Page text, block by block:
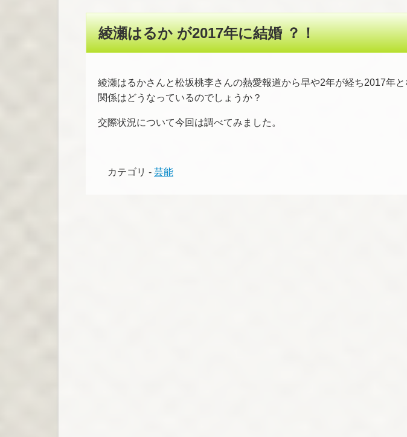
綾瀬はるか が2017年に結婚 ？！
綾瀬はるかさんと松坂桃李さんの熱愛報道から早や2年が経ち2017年
関係はどうなっているのでしょうか？
交際状況について今回は調べてみました。
カテゴリ - 芸能